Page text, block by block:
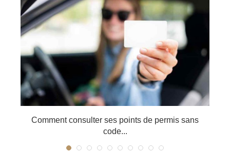
Comment consulter ses points de permis sans
code...